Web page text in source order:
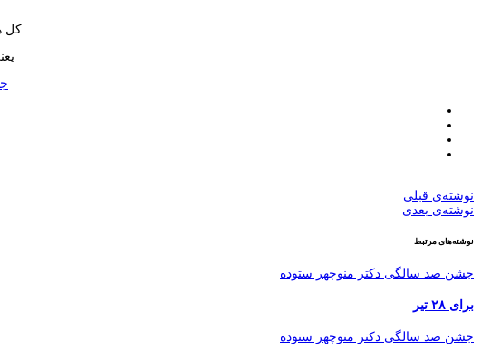
کل
نوشته‌ی قبلی
نوشته‌ی بعدی
نوشته‌های مرتبط
جشن صد سالگی دکتر منوچهر ستوده
برای ۲۸ تیر
جشن صد سالگی دکتر منوچهر ستوده